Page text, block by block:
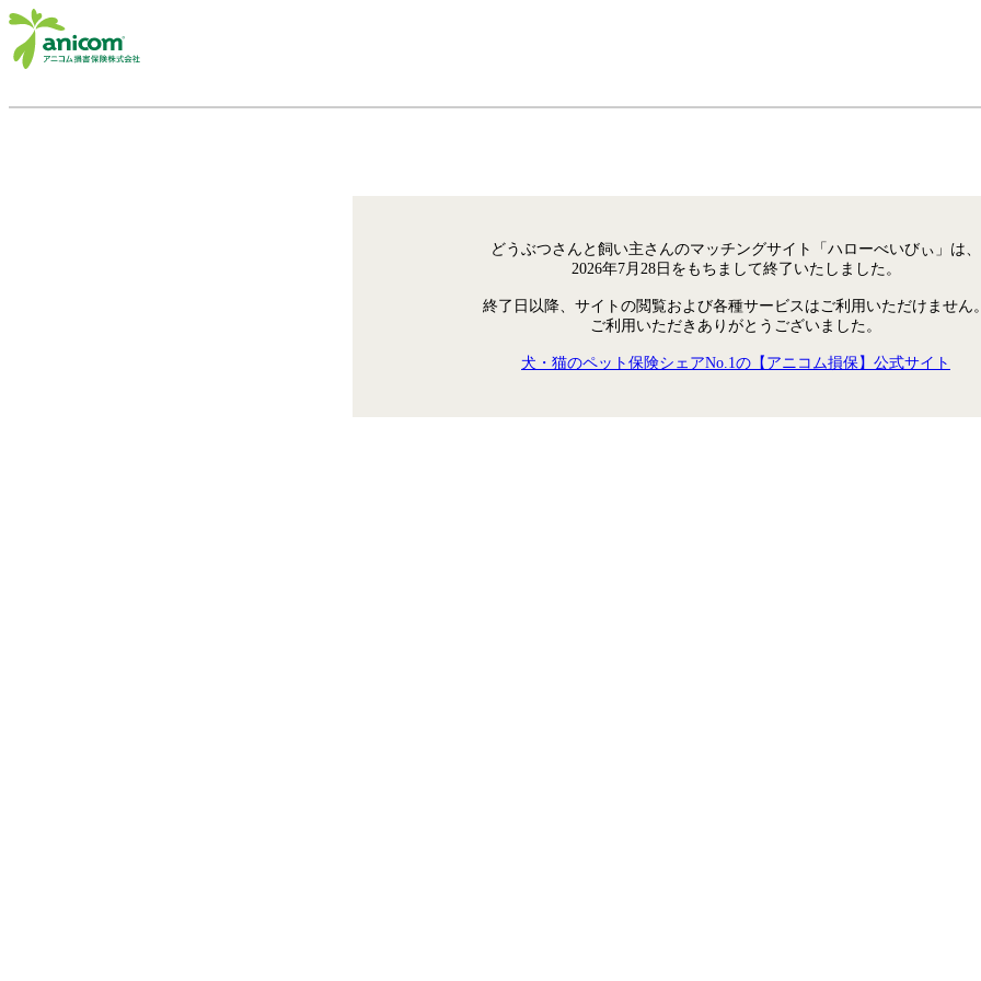
どうぶつさんと飼い主さんのマッチングサイト「ハローべいびぃ」は、
2026年7月28日をもちまして終了いたしました。
終了日以降、サイトの閲覧および各種サービスはご利用いただけません
ご利用いただきありがとうございました。
犬・猫のペット保険シェアNo.1の【アニコム損保】公式サイト